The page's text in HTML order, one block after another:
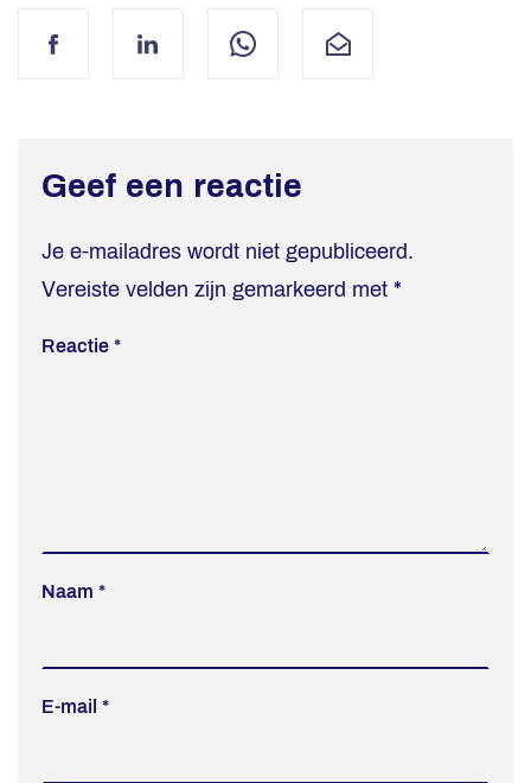
FacebookLinkedIn WhatsAppMail
Geef een reactie
Je e-mailadres wordt niet gepubliceerd.
Vereiste velden zijn gemarkeerd met *
Reactie *
Naam *
E-mail *